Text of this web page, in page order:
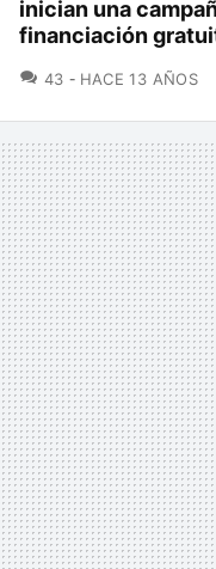
inician una
financiación
43 COMENTARIOS
HACE 13 AÑOS